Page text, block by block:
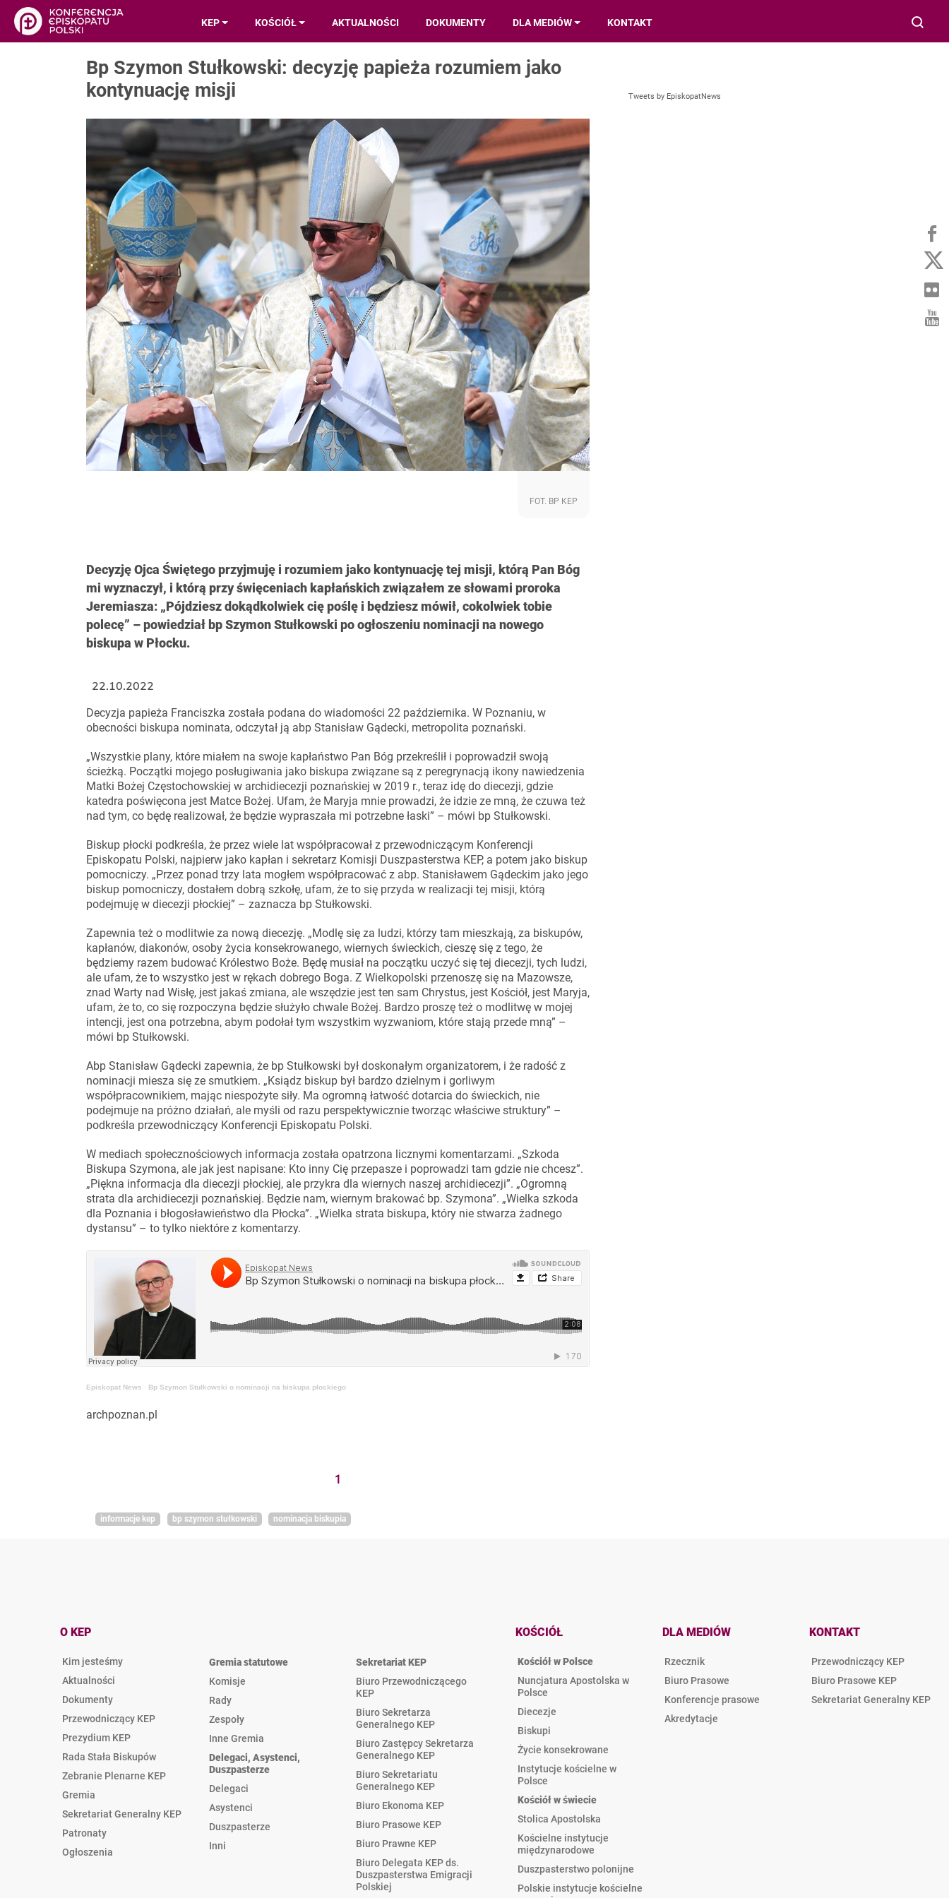
KEP KOŚCIÓŁ AKTUALNOŚCI DOKUMENTY DLA MEDIÓW KONTAKT
Bp Szymon Stułkowski: decyzję papieża rozumiem jako
kontynuację misji
Decyzję Ojca Świętego przyjmuję i rozumiem jako kontynuację tej misji, którą Pan Bóg
mi wyznaczył, i którą przy święceniach kapłańskich związałem ze słowami proroka
Jeremiasza: „Pójdziesz dokądkolwiek cię poślę i będziesz mówił, cokolwiek tobie
polecę” – powiedział bp Szymon Stułkowski po ogłoszeniu nominacji na nowego
biskupa w Płocku.
FOT. BP KEP
Decyzja papieża Franciszka została podana do wiadomości 22 października. W Poznaniu, w
obecności biskupa nominata, odczytał ją abp Stanisław Gądecki, metropolita poznański.
„Wszystkie plany, które miałem na swoje kapłaństwo Pan Bóg przekreślił i poprowadził swoją
ścieżką. Początki mojego posługiwania jako biskupa związane są z peregrynacją ikony nawiedzenia
Matki Bożej Częstochowskiej w archidiecezji poznańskiej w 2019 r., teraz idę do diecezji, gdzie
katedra poświęcona jest Matce Bożej. Ufam, że Maryja mnie prowadzi, że idzie ze mną, że czuwa też
nad tym, co będę realizował, że będzie wypraszała mi potrzebne łaski” – mówi bp Stułkowski.
Biskup płocki podkreśla, że przez wiele lat współpracował z przewodniczącym Konferencji
Episkopatu Polski, najpierw jako kapłan i sekretarz Komisji Duszpasterstwa KEP, a potem jako biskup
pomocniczy. „Przez ponad trzy lata mogłem współpracować z abp. Stanisławem Gądeckim jako jego
biskup pomocniczy, dostałem dobrą szkołę, ufam, że to się przyda w realizacji tej misji, którą
podejmuję w diecezji płockiej” – zaznacza bp Stułkowski.
Zapewnia też o modlitwie za nową diecezję. „Modlę się za ludzi, którzy tam mieszkają, za biskupów,
kapłanów, diakonów, osoby życia konsekrowanego, wiernych świeckich, cieszę się z tego, że
będziemy razem budować Królestwo Boże. Będę musiał na początku uczyć się tej diecezji, tych ludzi,
ale ufam, że to wszystko jest w rękach dobrego Boga. Z Wielkopolski przenoszę się na Mazowsze,
znad Warty nad Wisłę, jest jakaś zmiana, ale wszędzie jest ten sam Chrystus, jest Kościół, jest Maryja,
ufam, że to, co się rozpoczyna będzie służyło chwale Bożej. Bardzo proszę też o modlitwę w mojej
intencji, jest ona potrzebna, abym podołał tym wszystkim wyzwaniom, które stają przede mną” –
mówi bp Stułkowski.
Abp Stanisław Gądecki zapewnia, że bp Stułkowski był doskonałym organizatorem, i że radość z
nominacji miesza się ze smutkiem. „Ksiądz biskup był bardzo dzielnym i gorliwym
współpracownikiem, mając niespożyte siły. Ma ogromną łatwość dotarcia do świeckich, nie
podejmuje na próżno działań, ale myśli od razu perspektywicznie tworząc właściwe struktury” –
podkreśla przewodniczący Konferencji Episkopatu Polski.
W mediach społecznościowych informacja została opatrzona licznymi komentarzami. „Szkoda
Biskupa Szymona, ale jak jest napisane: Kto inny Cię przepasze i poprowadzi tam gdzie nie chcesz”.
„Piękna informacja dla diecezji płockiej, ale przykra dla wiernych naszej archidiecezji”. „Ogromną
strata dla archidiecezji poznańskiej. Będzie nam, wiernym brakować bp. Szymona”. „Wielka szkoda
dla Poznania i błogosławieństwo dla Płocka”. „Wielka strata biskupa, który nie stwarza żadnego
dystansu” – to tylko niektóre z komentarzy.
Episkopat News · Bp Szymon Stułkowski o nominacji na biskupa płockiego
archpoznan.pl
1
22.10.2022
informacje kep bp szymon stułkowski nominacja biskupia
Tweets by EpiskopatNews
O KEP
Kim jesteśmy
Aktualności
Dokumenty
Przewodniczący KEP
Prezydium KEP
Rada Stała Biskupów
Zebranie Plenarne KEP
Gremia
Sekretariat Generalny KEP
Patronaty
Ogłoszenia
Gremia statutowe
Komisje
Rady
Zespoły
Inne Gremia
Delegaci, Asystenci,
Duszpasterze
Delegaci
Asystenci
Duszpasterze
Inni
Sekretariat KEP
Biuro Przewodniczącego
KEP
Biuro Sekretarza
Generalnego KEP
Biuro Zastępcy Sekretarza
Generalnego KEP
Biuro Sekretariatu
Generalnego KEP
Biuro Ekonoma KEP
Biuro Prasowe KEP
Biuro Prawne KEP
Biuro Delegata KEP ds.
Duszpasterstwa Emigracji
Polskiej
KOŚCIÓŁ
Kościół w Polsce
Nuncjatura Apostolska w
Polsce
Diecezje
Biskupi
Życie konsekrowane
Instytucje kościelne w
Polsce
Kościół w świecie
Stolica Apostolska
Kościelne instytucje
międzynarodowe
Duszpasterstwo polonijne
Polskie instytucje kościelne
DLA MEDIÓW
Rzecznik
Biuro Prasowe
Konferencje prasowe
Akredytacje
KONTAKT
Przewodniczący KEP
Biuro Prasowe KEP
Sekretariat Generalny KEP